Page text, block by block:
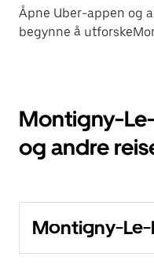
Åpne Uber-appen og
begynne å
Montigny-
og andre
Montigny-